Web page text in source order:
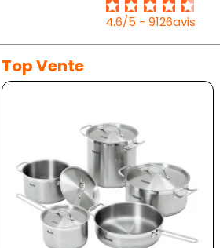
4.6/5 - 9126avis
Top Vente